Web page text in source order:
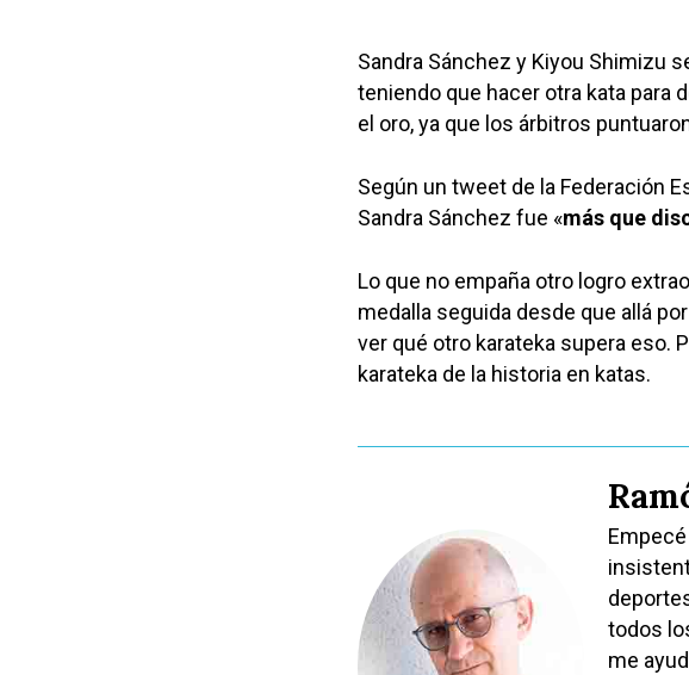
Sandra Sánchez y Kiyou Shimizu
teniendo que hacer otra kata para
el oro, ya que los árbitros
Según un tweet de la Federación
Sandra Sánchez fue «más que
Lo que no empaña otro logro
medalla seguida desde que allá
ver qué otro karateka supera eso.
karateka de la historia en katas.
todos
me